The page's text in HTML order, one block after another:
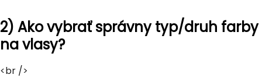
2) Ako vybrať správny typ/druh farby
na vlasy?
<br />